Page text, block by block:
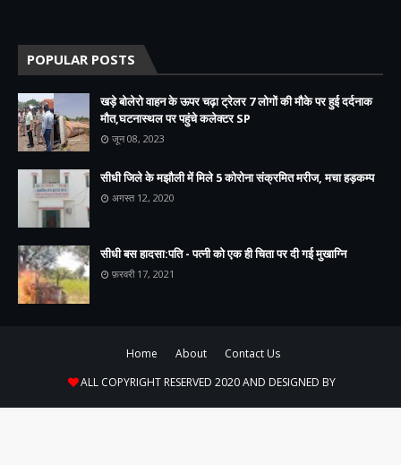
POPULAR POSTS
खड़े बोलेरो वाहन के ऊपर चढ़ा ट्रेलर 7 लोगों की मौके पर हुई दर्दनाक
मौत,घटनास्थल पर पहुंचे कलेक्टर SP
जून 08, 2023
सीधी जिले के मझौली में मिले 5 कोरोना संक्रमित मरीज, मचा हड़कम्प
अगस्त 12, 2020
सीधी बस हादसा:पति - पत्नी को एक ही चिता पर दी गई मुखाग्नि
फ़रवरी 17, 2021
Home About
Contact Us
ALL COPYRIGHT RESERVED 2020 AND DESIGNED BY